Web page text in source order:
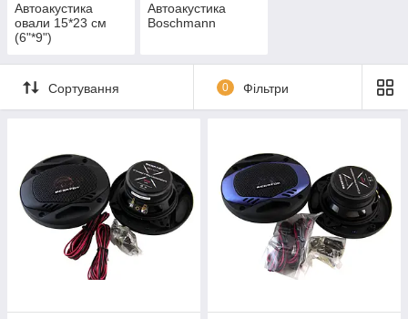
Автоакустика
овали 15*23 см
(6"*9")
Автоакустика
Boschmann
Сортування 0 Фільтри